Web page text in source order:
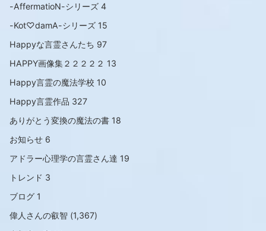
-AffermatioN-シリーズ 4
-Kot♡damA-シリーズ 15
Happyな言霊さんたち 97
HAPPY画像集２２２２２ 13
Happy言霊の魔法学校 10
Happy言霊作品 327
ありがとう変換の魔法の書 18
お知らせ 6
アドラー心理学の言霊さん達 19
トレンド 3
ブログ 1
偉人さんの叡智 (1,367)